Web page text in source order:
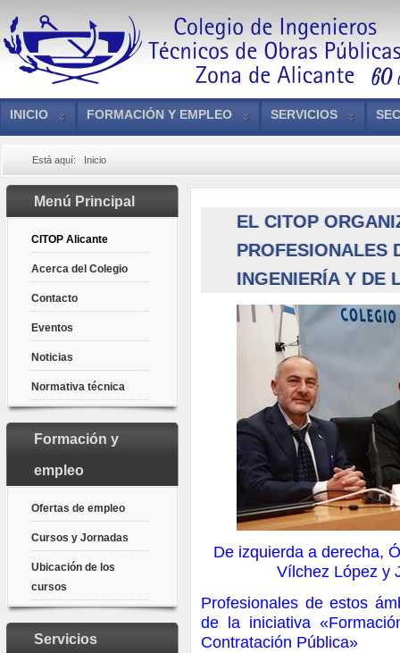
INICIO FORMACIÓN Y EMPLEO SERVICIOS
Está aquí: Inicio
Menú Principal
CITOP Alicante
Acerca del Colegio
Contacto
Eventos
Noticias
Normativa técnica
Formación y
empleo
Ofertas de empleo
Cursos y Jornadas
Ubicación de los
cursos
Servicios
EL CITOP
PROFESIONALES
INGENIERÍA Y DE
De izquierda a derecha,
Vílchez López y
Profesionales de estos
de la iniciativa
Contratación Pública»